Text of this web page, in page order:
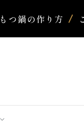
もつ鍋の作り方